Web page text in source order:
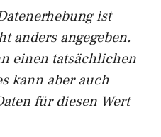
ist
anders angegeben.
einen tatsächlichen
kann aber auch
für diesen Wert